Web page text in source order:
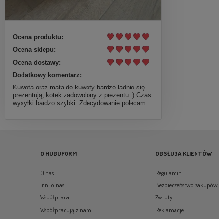
Ocena produktu:
Ocena sklepu:
Ocena dostawy:
Dodatkowy komentarz:
Kuweta oraz mata do kuwety bardzo ładnie się
prezentują, kotek zadowolony z prezentu :) Czas
wysyłki bardzo szybki. Zdecydowanie polecam.
O HUBUFORM
O nas
Inni o nas
Współpraca
Współpracują z nami
OBSŁUGA KLIENTÓW
Regulamin
Bezpieczeństwo zakupów
Zwroty
Reklamacje